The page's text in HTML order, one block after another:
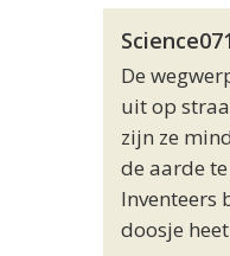
De
uit op
zijn ze
de aarde
Inventeers
doosje